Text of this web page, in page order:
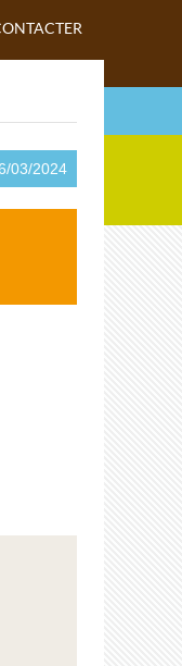
03/2024